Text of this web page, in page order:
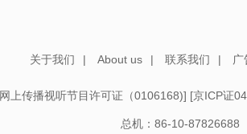
关于我们 | About us | 联系我们 |
网上传播视听节目许可证（0106168)] [京ICP证
总机：86-10-87826688